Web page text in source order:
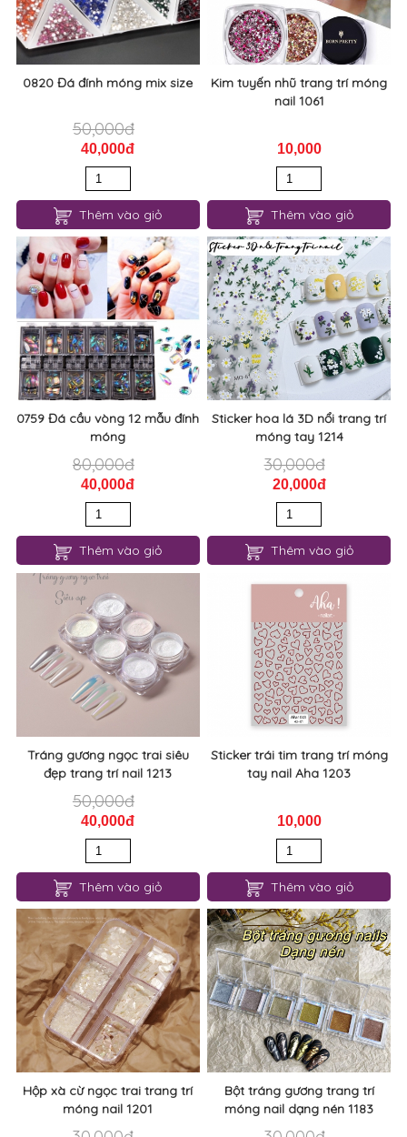
0820 Đá đính móng mix size
50,000đ
40,000đ
Thêm vào giỏ
Kim tuyến nhũ trang trí móng
nail 1061
10,000
Thêm vào giỏ
0759 Đá cầu vòng 12 mẫu đính
móng
80,000đ
40,000đ
Thêm vào giỏ
Sticker hoa lá 3D nổi trang trí
móng tay 1214
30,000đ
20,000đ
Thêm vào giỏ
Tráng gương ngọc trai siêu
đẹp trang trí nail 1213
50,000đ
40,000đ
Thêm vào giỏ
Sticker trái tim trang trí móng
tay nail Aha 1203
10,000
Thêm vào giỏ
Hộp xà cừ ngọc trai trang trí
móng nail 1201
Bột tráng gương trang trí
móng nail dạng nén 1183